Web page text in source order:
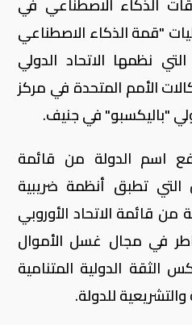
الذكاء الاصطناعي في
"قمة الذكاء الاصطناعي
نظمها الاتحاد الدولي
الأمم المتحدة في مركز
"باليكسبو" في جنيف.
اسم الدولة من قائمة
التي تطبق أنظمة ضريبية
من قائمة الاتحاد الأوروبي
في مجال غسل الأموال
الثقة الدولية المتنامية
للدولة.